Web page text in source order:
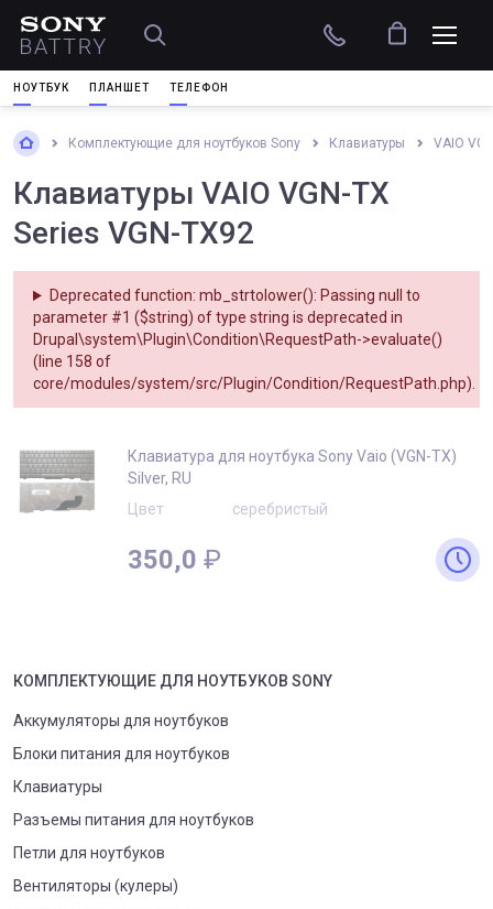
НОУТБУК ПЛАНШЕТ ТЕЛЕФОН
Комплектующие для ноутбуков Sony Клавиатуры VAIO
Клавиатуры VAIO VGN-TX
Series VGN-TX92
Deprecated function: mb_strtolower(): Passing null to
parameter #1 ($string) of type string is deprecated in
Drupal\system\Plugin\Condition\RequestPath->evaluate()
(line 158 of
core/modules/system/src/Plugin/Condition/RequestPath.php).
Клавиатура для ноутбука Sony Vaio (VGN-TX)
Silver, RU
Цвет
серебристый
350,0 ₽
КОМПЛЕКТУЮЩИЕ ДЛЯ НОУТБУКОВ SONY
Аккумуляторы для ноутбуков
Блоки питания для ноутбуков
Клавиатуры
Разъемы питания для ноутбуков
Петли для ноутбуков
Вентиляторы (кулеры)